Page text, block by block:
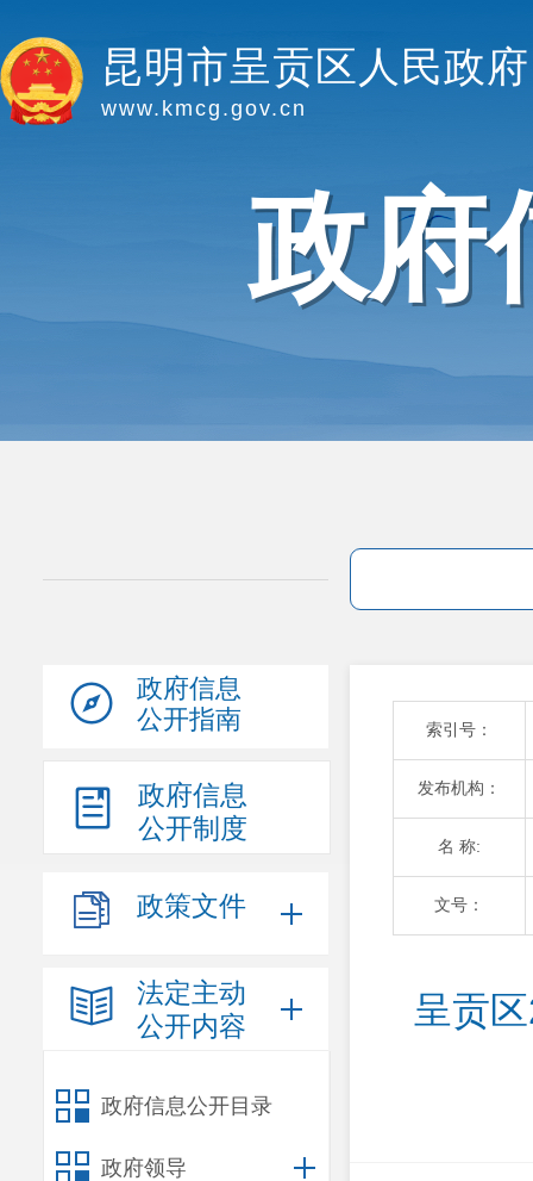
昆明市呈贡区人民政府
www.kmcg.gov.cn
政府
政府信息
公开指南
政府信息
公开制度
政策文件
法定主动
公开内容
政府信息公开目录
政府领导
索引号：
发布机构：
名 称:
文号：
呈贡